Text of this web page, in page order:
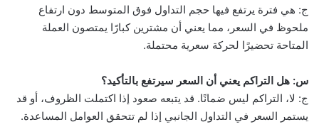
ج: هي فترة يرتفع فيها حجم التداول فوق المتوسط دون ارتفاع
ملحوظ في السعر، مما يعني أن مشترين كبارًا يمتصون العملة
المتاحة تحضيرًا لحركة سعرية محتملة.
س: هل التراكم يعني أن السعر سيرتفع بالتأكيد؟
ج: لا، التراكم ليس ضمانًا. قد يتبعه صعود إذا اكتملت الظروف، أو قد
يستمر السعر في التداول الجانبي إذا لم تتحقق العوامل المساعدة.